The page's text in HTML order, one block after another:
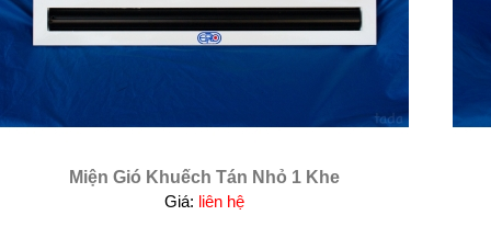
Miện Gió Khuếch Tán Nhỏ 1 Khe
Giá: liên hệ